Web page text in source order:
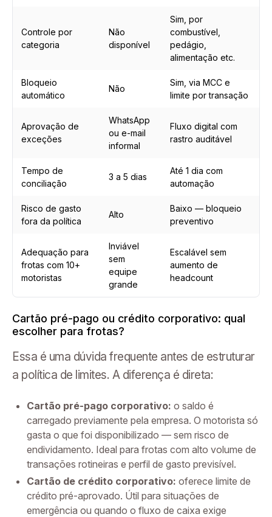
Controle por
categoria
Não
disponível
Sim, por
combustível,
pedágio,
alimentação etc.
Bloqueio
automático
Não
Sim, via MCC e
limite por transação
Aprovação de
exceções
WhatsApp
ou e-mail
informal
Fluxo digital com
rastro auditável
Tempo de
conciliação
3 a 5 dias
Até 1 dia com
automação
Risco de gasto
fora da política
Alto
Baixo — bloqueio
preventivo
Adequação para
frotas com 10+
motoristas
Inviável
sem
equipe
grande
Escalável sem
aumento de
headcount
Cartão pré-pago ou crédito corporativo: qual
escolher para frotas?
Essa é uma dúvida frequente antes de estruturar
a política de limites. A diferença é direta:
Cartão pré-pago corporativo: o saldo é
carregado previamente pela empresa. O motorista só
gasta o que foi disponibilizado — sem risco de
endividamento. Ideal para frotas com alto volume de
transações rotineiras e perfil de gasto previsível.
Cartão de crédito corporativo: oferece limite de
crédito pré-aprovado. Útil para situações de
emergência ou quando o fluxo de caixa exige